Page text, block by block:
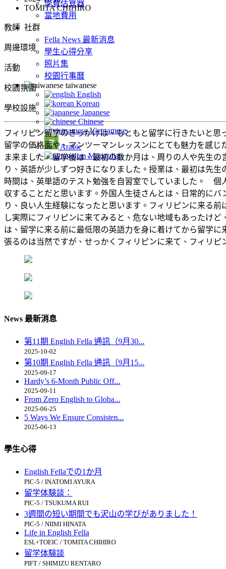
學費估算器
當地費用
社群
Fella News 最新消息
學生心得分享
照片集
校園行事曆
taiwanese
English
Korean
Japanese
Chinese
Vietnamese
Arabic
Mongolian
TOMITA CHIHIRO
教師
周邊環境
活動
校園氛圍
學校設施
フィリピン留学のきっかけは、もともと留学に行きたいと
留学の価格面や、マンツーマンレッスンにとても魅力を感
ま来ました。留学後は、最初の数か月は、周りの人や先生
り、英語が少しずつ好きになりました。授業は、最初は先
時間は、英単語のテスト勉強を自習室でしていました。 個
収することだと思います。外国人生徒さんとは、日常的に
り、良い人生経験になったと思います。フィリピンに来る
し実際にフィリピンに来てみると、危ない地域もあったけ
は、留学に来る前に最低限の英語力を身に着けてから留学
張るのは当然ですが、せっかくフィリピンに来て、フィリ
News 最新消息
第11期 English Fella 通訊（9月30...
2025-10-02
第10期 English Fella 通訊（9月15...
2025-09-17
Hardy’s 6-Month Public Off...
2025-09-11
From Zero English to Globa...
2025-06-25
5 Ways We Ensure Consisten...
2025-06-13
學生心得
English Fellaでの1か月
PIC-5 / INATOMI AYURA
留学体験談：
PIC-5 / TSUKUMA RUI
3週間の短い期間でも沢山の学びがありました！
PIC-5 / NIIMI HINATA
Life in English Fella
ESL+TOEIC / TOMITA CHIHIRO
留学体験談
PIFT / SHIMIZU RENTARO